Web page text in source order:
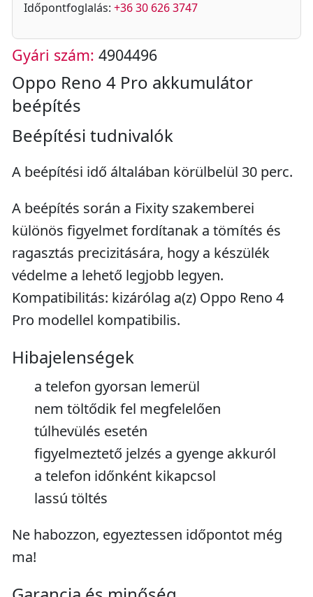
Időpontfoglalás: +36 30 626 3747
Gyári szám: 4904496
Oppo Reno 4 Pro akkumulátor
beépítés
Beépítési tudnivalók
A beépítési idő általában körülbelül 30 perc.
A beépítés során a Fixity szakemberei
különös figyelmet fordítanak a tömítés és
ragasztás precizitására, hogy a készülék
védelme a lehető legjobb legyen.
Kompatibilitás: kizárólag a(z) Oppo Reno 4
Pro modellel kompatibilis.
Hibajelenségek
a telefon gyorsan lemerül
nem töltődik fel megfelelően
túlhevülés esetén
figyelmeztető jelzés a gyenge akkuról
a telefon időnként kikapcsol
lassú töltés
Ne habozzon, egyeztessen időpontot még
ma!